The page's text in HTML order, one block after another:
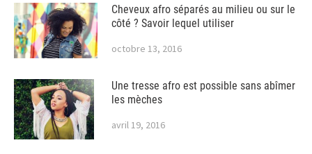
Cheveux afro séparés au milieu ou sur le
côté ? Savoir lequel utiliser
octobre 13, 2016
Une tresse afro est possible sans abîmer
les mèches
avril 19, 2016